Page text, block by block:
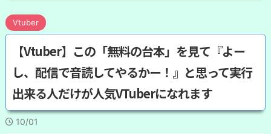
Vtuber
【Vtuber】この「無料の台本」を見て『よー
し、配信で音読してやるかー！』と思って実行
出来る人だけが人気VTuberになれます
10/01